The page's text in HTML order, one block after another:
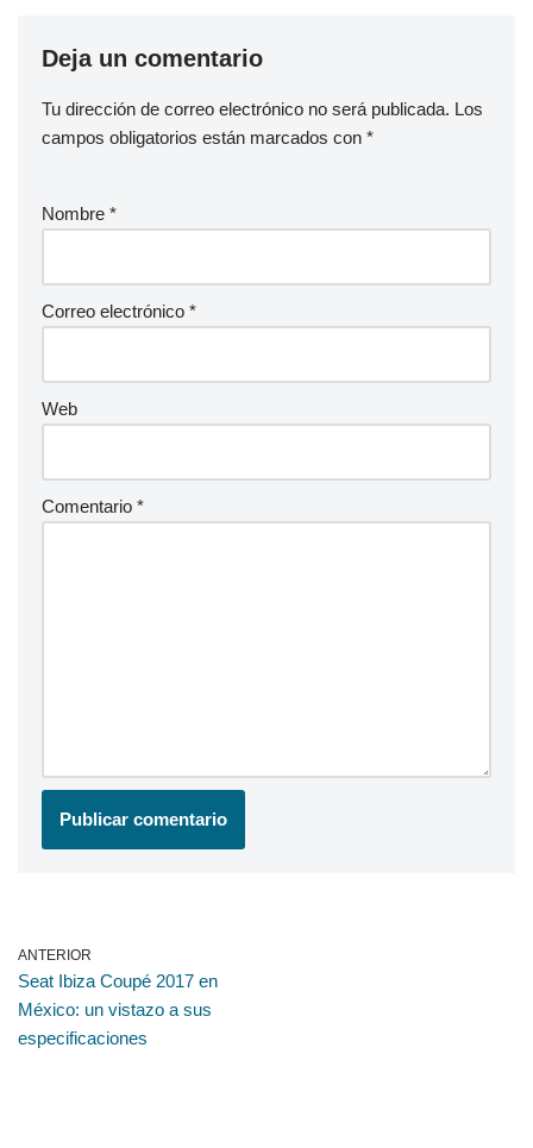
Deja un comentario
Tu dirección de correo electrónico no será publicada. Los
campos obligatorios están marcados con *
Nombre *
Correo electrónico *
Web
Comentario *
ANTERIOR
Seat Ibiza Coupé 2017 en
México: un vistazo a sus
especificaciones